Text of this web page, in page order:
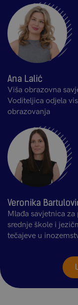
Ana Lalić
Viša obrazovna
Voditeljica odjela
obrazovanja
Veronika
Mlađa savjetnica za
srednje škole i
tečajeve u